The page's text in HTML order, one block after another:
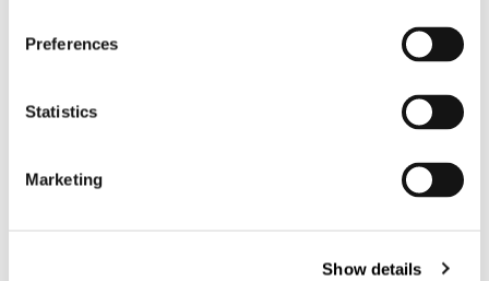
Preferences
Statistics
Marketing
Show details
Valencia, casa nella pineta